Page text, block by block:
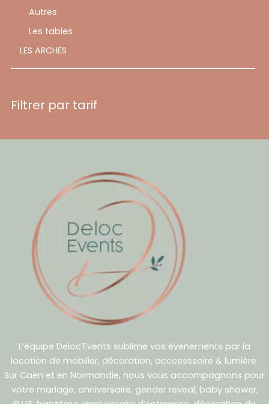
Autres
Les tables
LES ARCHES
Filtrer par tarif
L’équipe Deloc’Events sublime vos évènements par la
location de mobilier, décoration, acccesssoire & lumière.
Sur Caen et en Normandie, nous vous accompagnons pour
votre mariage, anniversaire, gender reveal, baby shower,